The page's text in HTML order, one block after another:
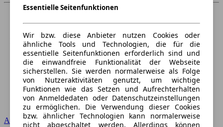
Audi
Essentielle Seitenfunktionen
Wir bzw. diese Anbieter nutzen Cookies oder
ähnliche Tools und Technologien, die für die
essentielle Seitenfunktionen erforderlich sind und
die einwandfreie Funktionalität der Webseite
sicherstellen. Sie werden normalerweise als Folge
von Nutzeraktivitäten genutzt, um wichtige
Funktionen wie das Setzen und Aufrechterhalten
von Anmeldedaten oder Datenschutzeinstellungen
zu ermöglichen. Die Verwendung dieser Cookies
bzw. ähnlicher Technologien kann normalerweise
nicht abgeschaltet werden. Allerdings können